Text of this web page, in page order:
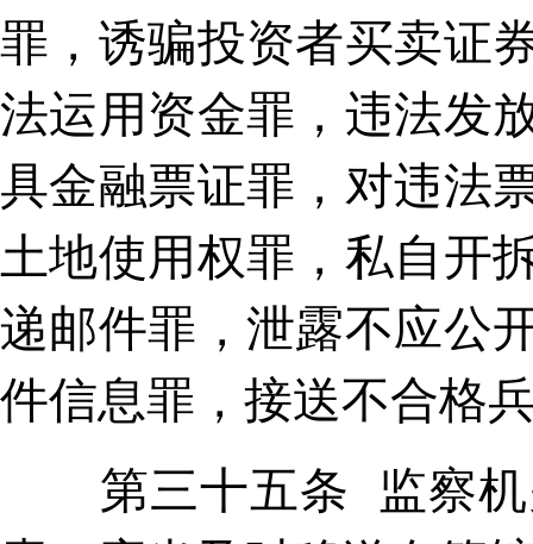
罪，诱骗投资者买卖证
法运用资金罪，违法发
具金融票证罪，对违法
土地使用权罪，私自开
递邮件罪，泄露不应公
件信息罪，接送不合格
第三十五条 监察机